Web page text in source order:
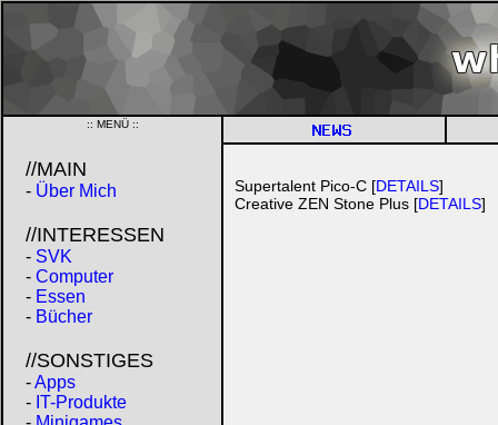
:: MENÜ ::
//MAIN
- Über Mich
//INTERESSEN
- SVK
- Computer
- Essen
- Bücher
//SONSTIGES
-Apps
- IT-Produkte
Supertalent Pico-C [DETAILS]
Creative ZEN Stone Plus [DETAILS]